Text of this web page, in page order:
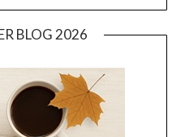
BLOG 2026